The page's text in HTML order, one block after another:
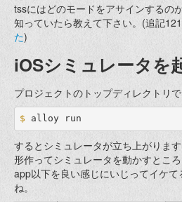
tssにはどのモードをアサインするの
知っていたら教えて下さい。(追記
た)
iOSシミュレータを
プロジェクトのトップディレクトリで
$
するとシミュレータが立ち上がりま
形作ってシミュレータを動かすとこ
app以下を良い感じにいじってイケ
ね。